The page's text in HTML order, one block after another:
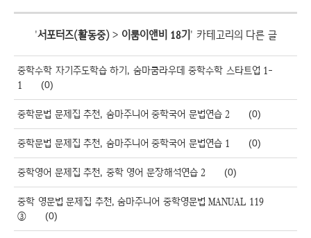
'서포터즈(활동중)> 이룸이앤비 18기' 카테고리의 다른 글
중학수학 자기주도학습 하기, 숨마쿰라우데 중학수학 스타트업 1-
1
(0)
중학문법 문제집 추천, 숨마주니어 중학국어 문법연습 2 (0)
중학문법 문제집 추천, 숨마주니어 중학국어 문법연습 1 (0)
중학영어 문제집 추천, 중학 영어 문장해석연습 2 (0)
중학 영문법 문제집 추천, 숨마주니어 중학영문법 MANUAL 119
③
(0)